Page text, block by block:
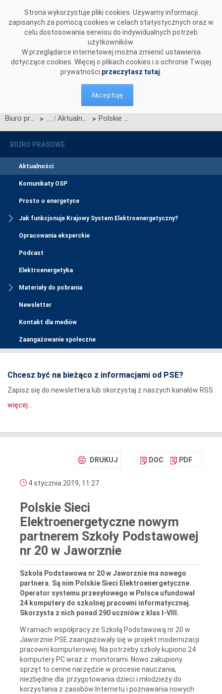
Strona wykorzystuje pliki cookies. Używamy informacji
zapisanych za pomocą cookies w celach statystycznych oraz w
celu dostosowania serwisu do indywidualnych potrzeb
użytkowników.
W przeglądarce internetowej można zmienić ustawienia
dotyczące cookies. Więcej o plikach cookies i o ochronie Twojej
prywatności przeczytasz tutaj
Akceptuję
Biuro prasowe > Aktualności > Polskie Sieci Elektroenergetyczne nowym partnerem Szkoły Podstawowej nr 20 w Jaworznie
BIURO PRASOWE
Aktualności
Komunikaty OSP
Prosto o energetyce
Jak funkcjonuje Krajowy System Elektroenergetyczny?
Opracowania eksperckie
Podcast
Elektroenergetyka
Materiały do pobrania
Newsletter
Kontakt dla mediów
Zaangażowanie społeczne
Chcesz być na bieżąco z informacjami od PSE?
Zapisz się do newslettera lub skorzystaj z naszych kanałów RSS.
więcej...
DRUKUJ DOC PDF
4 stycznia 2019, 11:27
Polskie Sieci
Elektroenergetyczne nowym
partnerem Szkoły Podstawowej
nr 20 w Jaworznie
Szkoła Podstawowa nr 20 w Jaworznie ma nowego
partnera. Są nim Polskie Sieci Elektroenergetyczne.
Operator systemu przesyłowego w Polsce ufundował
24 komputery do szkolnej pracowni informatycznej.
Skorzysta z nich ponad 290 uczniów z klas I-VIII.
W ramach współpracy ze Szkołą Podstawową nr 20 w
Jaworznie PSE zaangażowały się w projekt modernizacji
pracowni komputerowej. Na potrzeby szkoły kupiono 24
komputery PC wraz z monitorami. Nowo zakupiony
sprzęt to cenne narzędzie w procesie nauczania,
niezbędne dla przygotowania dzieci i młodzieży do
korzystania z zasobów Internetu i poznawania nowych